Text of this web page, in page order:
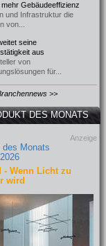
mehr Gebäudeeffizienz
und Infrastruktur die
von...
seine
aus
von
für...
>>
DES MONATS
Anzeige
des Monats
- Wenn Licht zu
wird